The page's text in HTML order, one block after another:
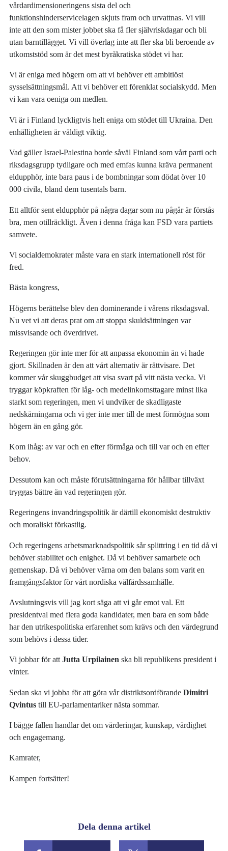
vårdardimensioneringens sista del och
funktionshinderservicelagen skjuts fram och urvattnas. Vi vill
inte att den som mister jobbet ska få fler självriskdagar och bli
utan barntillägget. Vi vill överlag inte att fler ska bli beroende av
utkomststöd som är det mest byråkratiska stödet vi har.
Vi är eniga med högern om att vi behöver ett ambitiöst
sysselsättningsmål. Att vi behöver ett förenklat socialskydd. Men
vi kan vara oeniga om medlen.
Vi är i Finland lyckligtvis helt eniga om stödet till Ukraina. Den
enhälligheten är väldigt viktig.
Vad gäller Israel-Palestina borde såväl Finland som vårt parti och
riksdagsgrupp tydligare och med emfas kunna kräva permanent
eldupphör, inte bara paus i de bombningar som dödat över 10
000 civila, bland dem tusentals barn.
Ett alltför sent eldupphör på några dagar som nu pågår är förstås
bra, men otillräckligt. Även i denna fråga kan FSD vara partiets
samvete.
Vi socialdemokrater måste vara en stark internationell röst för
fred.
Bästa kongress,
Högerns berättelse blev den dominerande i vårens riksdagsval.
Nu vet vi att deras prat om att stoppa skuldsättningen var
missvisande och överdrivet.
Regeringen gör inte mer för att anpassa ekonomin än vi hade
gjort. Skillnaden är den att vårt alternativ är rättvisare. Det
kommer vår skuggbudget att visa svart på vitt nästa vecka. Vi
tryggar köpkraften för låg- och medelinkomsttagare minst lika
starkt som regeringen, men vi undviker de skadligaste
nedskärningarna och vi ger inte mer till de mest förmögna som
högern än en gång gör.
Kom ihåg: av var och en efter förmåga och till var och en efter
behov.
Dessutom kan och måste förutsättningarna för hållbar tillväxt
tryggas bättre än vad regeringen gör.
Regeringens invandringspolitik är därtill ekonomiskt destruktiv
och moraliskt förkastlig.
Och regeringens arbetsmarknadspolitik sår splittring i en tid då vi
behöver stabilitet och enighet. Då vi behöver samarbete och
gemenskap. Då vi behöver värna om den balans som varit en
framgångsfaktor för vårt nordiska välfärdssamhälle.
Avslutningsvis vill jag kort säga att vi går emot val. Ett
presidentval med flera goda kandidater, men bara en som både
har den utrikespolitiska erfarenhet som krävs och den värdegrund
som behövs i dessa tider.
Vi jobbar för attJutta Urpilainen ska bli republikens president i
vinter.
Sedan ska vi jobba för att göra vår distriktsordförande Dimitri
Qvintus till EU-parlamentariker nästa sommar.
I bägge fallen handlar det om värderingar, kunskap, värdighet
och engagemang.
Kamrater,
Kampen fortsätter!
Dela denna artikel